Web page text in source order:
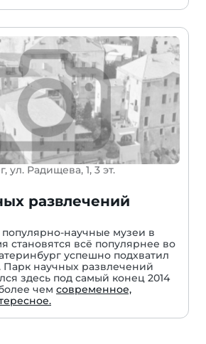
ул. Радищева, 1, 3 эт.
развлечений
научные музеи в
становятся всё популярнее во
успешно подхватил
Парк научных развлечений
здесь под самый конец 2014
чем современное,